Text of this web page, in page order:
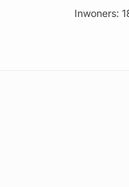
Inwoners: